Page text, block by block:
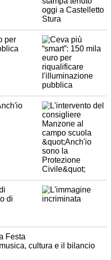
per
di
Festa
cultura e il bilancio